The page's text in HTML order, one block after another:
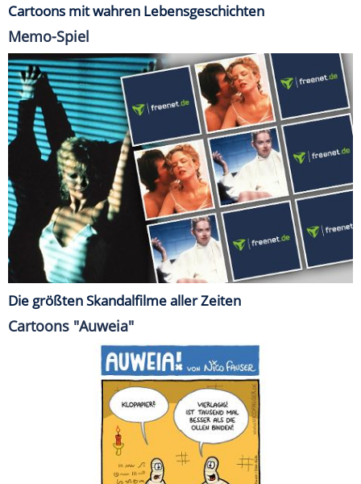
Cartoons mit wahren Lebensgeschichten
Memo-Spiel
Die größten Skandalfilme aller Zeiten
Cartoons "Auweia"